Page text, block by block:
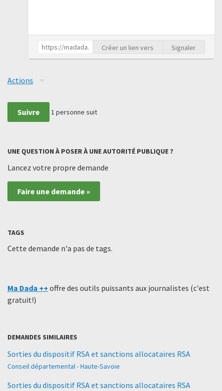
Créer un lien vers Signaler
Actions
Suivre 1 personne suit
UNE QUESTION À POSER À UNE AUTORITÉ PUBLIQUE ?
Lancez votre propre demande
Faire une demande »
TAGS
Cette demande n'a pas de tags.
Ma Dada ++ offre des outils puissants aux journalistes (c'est
gratuit!)
DEMANDES SIMILAIRES
Sorties du dispositif RSA et sanctions allocataires RSA
Conseil départemental - Haute-Savoie
Sorties du dispositif RSA et sanctions allocataires RSA